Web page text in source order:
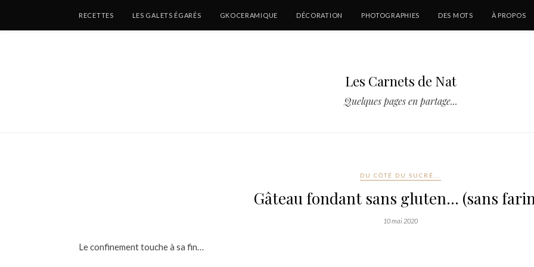
RECETTES LES GALETS ÉGARÉS GKOCERAMIQUE DÉCORATION PHOTOGRAPHIES DES MOTS À PROPOS
Les Carnets de Nat
Quelques pages en partage...
DU CÔTÉ DU SUCRÉ...
Gâteau fondant sans gluten… (sans
10 mai 2020
Le confinement touche à sa fin…